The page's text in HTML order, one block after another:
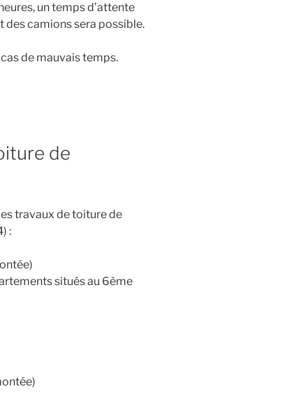
un temps d’attente
des camions sera possible.
de mauvais temps.
de
travaux de toiture de
:
situés au 6ème